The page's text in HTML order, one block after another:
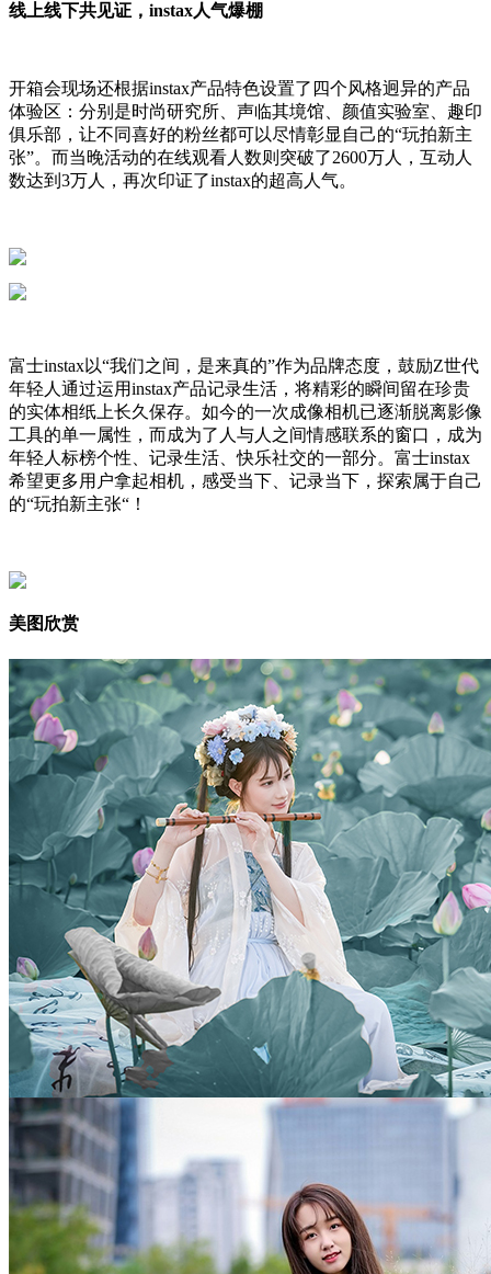
线上线下共见证，instax人气爆棚
开箱会现场还根据instax产品特色设置了四个风格迥异的产品
体验区：分别是时尚研究所、声临其境馆、颜值实验室、趣印
俱乐部，让不同喜好的粉丝都可以尽情彰显自己的“玩拍新主
张”。而当晚活动的在线观看人数则突破了2600万人，互动人
数达到3万人，再次印证了instax的超高人气。
富士instax以“我们之间，是来真的”作为品牌态度，鼓励Z世代
年轻人通过运用instax产品记录生活，将精彩的瞬间留在珍贵
的实体相纸上长久保存。如今的一次成像相机已逐渐脱离影像
工具的单一属性，而成为了人与人之间情感联系的窗口，成为
年轻人标榜个性、记录生活、快乐社交的一部分。富士instax
希望更多用户拿起相机，感受当下、记录当下，探索属于自己
的“玩拍新主张“！
美图欣赏